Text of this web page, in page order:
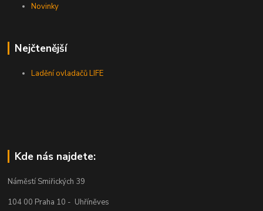
Novinky
Nejčtenější
Ladění ovladačů LIFE
Kde nás najdete:
Náměstí Smiřických 39
104 00 Praha 10 - Uhříněves